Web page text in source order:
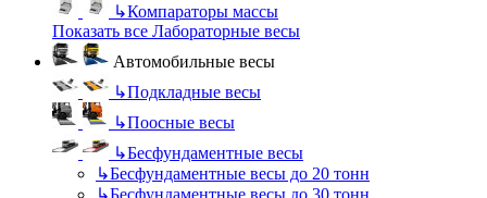
↳Компараторы массы
Показать все Лабораторные весы
Автомобильные весы
↳Подкладные весы
↳Поосные весы
↳Бесфундаментные весы
↳Бесфундаментные весы до 20 тонн
↳Бесфундаментные весы до 30 тонн